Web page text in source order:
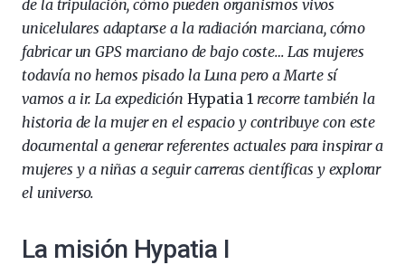
de la tripulación, cómo pueden organismos vivos
unicelulares adaptarse a la radiación marciana, cómo
fabricar un GPS marciano de bajo coste… Las mujeres
todavía no hemos pisado la Luna pero a Marte sí
vamos a ir. La expedición Hypatia 1 recorre también la
historia de la mujer en el espacio y contribuye con este
documental a generar referentes actuales para inspirar a
mujeres y a niñas a seguir carreras científicas y explorar
el universo.
La misión Hypatia I